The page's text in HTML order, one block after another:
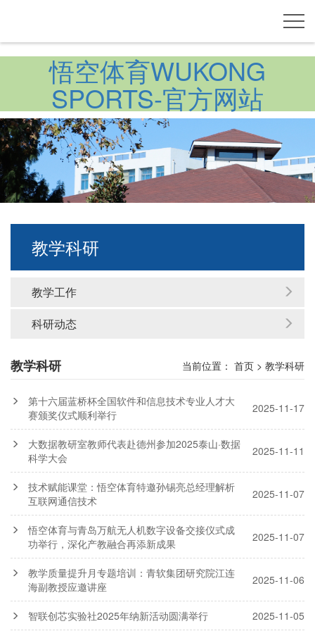
悟空体育WUKONG
SPORTS-官方网站
教学科研
教学工作
科研动态
教学科研 当前位置： 首页 > 教学科研
第十六届蓝桥杯全国软件和信息技术专业人才大
赛颁奖仪式顺利举行
2025-11-17
大数据教研室教师代表赴德州参加2025泰山·数据
科学大会
2025-11-11
技术赋能课堂：悟空体育特邀孙锡亮总经理解析
互联网通信技术
2025-11-07
悟空体育与青岛万航无人机数字设备交接仪式成
功举行，深化产教融合再添新成果
2025-11-07
教学质量提升月专题培训：青软集团研究院江连
海副教授应邀讲座
2025-11-06
智联创芯实验社2025年纳新活动圆满举行 2025-11-05